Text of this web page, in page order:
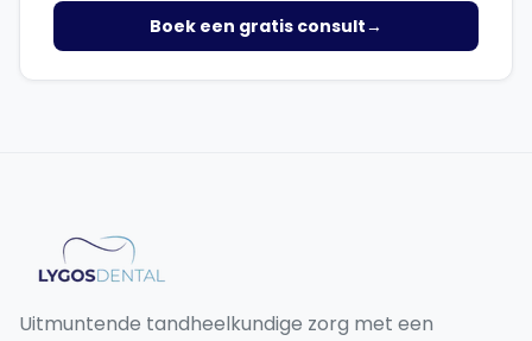
Boek een gratis consult→
Uitmuntende tandheelkundige zorg met een